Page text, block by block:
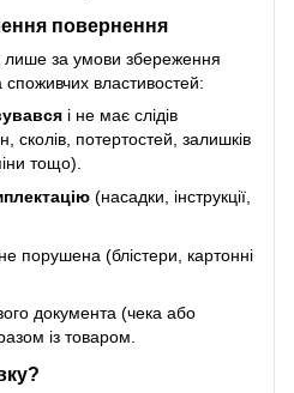
повернення
за умови збереження
споживчих властивостей:
і не має слідів
сколів, потертостей, залишків
тощо).
(насадки, інструкції,
не порушена (блістери, картонні
документа (чека або
із товаром.